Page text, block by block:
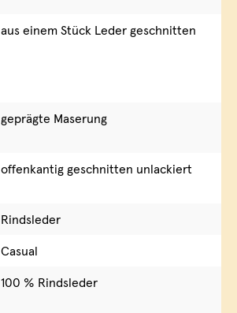
aus einem Stück Leder geschnitten
geprägte Maserung
offenkantig geschnitten unlackiert
Rindsleder
Casual
100 % Rindsleder